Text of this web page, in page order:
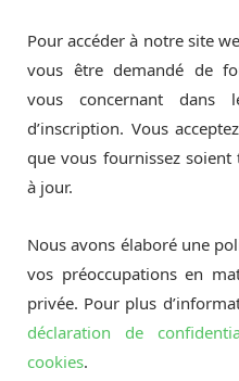
Pour accéder à notre site
vous être demandé de
vous concernant dans
d’inscription. Vous
que vous fournissez
à jour.
Nous avons élaboré une
vos préoccupations en
privée. Pour plus
déclaration de
cookies.